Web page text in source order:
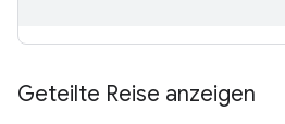
Geteilte Reise anzeigen